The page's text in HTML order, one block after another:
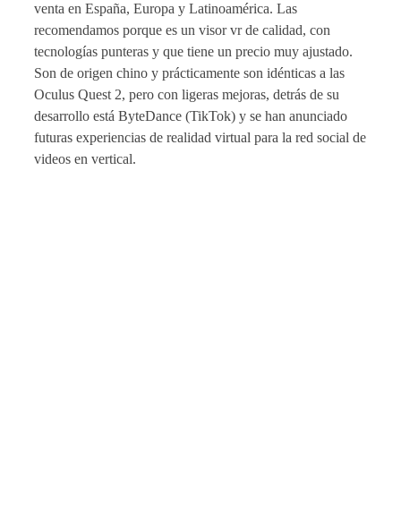
venta en España, Europa y Latinoamérica. Las
recomendamos porque es un visor vr de calidad, con
tecnologías punteras y que tiene un precio muy ajustado.
Son de origen chino y prácticamente son idénticas a las
Oculus Quest 2, pero con ligeras mejoras, detrás de su
desarrollo está ByteDance (TikTok) y se han anunciado
futuras experiencias de realidad virtual para la red social de
videos en vertical.